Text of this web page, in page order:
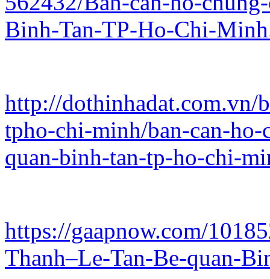
Binh-Tan-TP-Ho-Chi-
http://dothinhadat.com.vn/
tpho-chi-minh/ban-can-
quan-binh-tan-tp-ho-chi-
https://gaapnow.com/
Thanh–Le-Tan-Be-quan-